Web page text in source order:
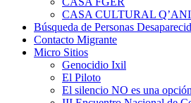
CASA CULTURAL
Búsqueda de Personas
Contacto Migrante
Micro Sitios
Genocidio Ixil
El Piloto
El silencio NO es una opción